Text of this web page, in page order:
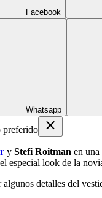
Facebook
Whatsapp
preferido
y Stefi Roitman en una
especial look de la
detalles del